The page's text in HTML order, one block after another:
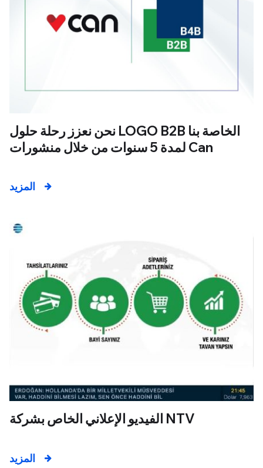
نحن نعزز رحلة حلول LOGO B2B الخاصة بنا
لمدة 5 سنوات من خلال منشورات Can
المزيد
الفيديو الإعلاني الخاص بشركة NTV
المزيد